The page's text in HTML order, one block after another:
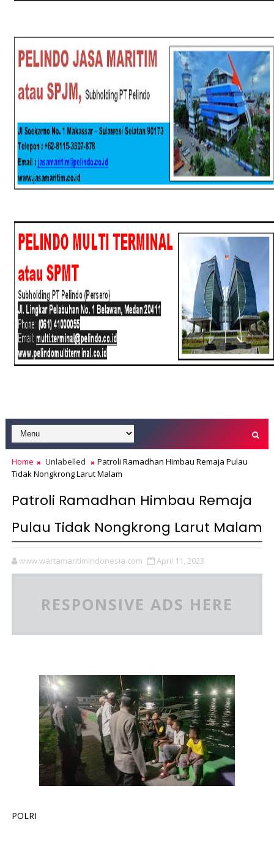
Home Unlabelled
Patroli Ramadhan Himbau Remaja Pulau
Tidak Nongkrong Larut Malam
Patroli Ramadhan Himbau Remaja
Pulau Tidak Nongkrong Larut Malam
www.wartamaritimindonesia.com April 11, 2023
RESPONSIVE ADS HERE
POLRI